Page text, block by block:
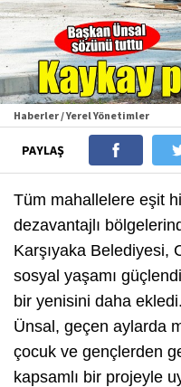
Haberler / Yerel Yönetimler
PAYLAŞ
Tüm mahallelere eşit
dezavantajlı
Karşıyaka Belediyesi,
sosyal yaşamı
bir yenisini daha
Ünsal, geçen aylarda
çocuk ve gençlerden
kapsamlı bir projeyle